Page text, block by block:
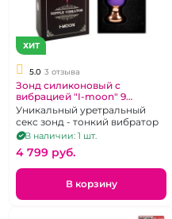
ХИТ
5.0 3 отзыва
Зонд силиконовый с
вибрацией "I-moon" 9
режимов
Уникальный уретральный
секс зонд - тонкий вибратор
В наличии: 1 шт.
4 799 pуб.
В корзину